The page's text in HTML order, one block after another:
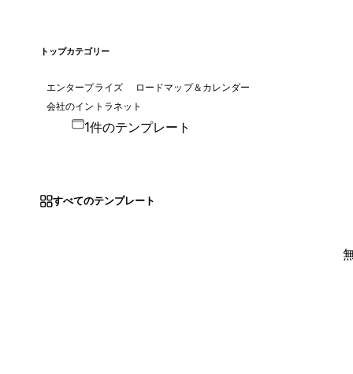
トップカテゴリー
エンタープライズ
ロードマップ＆カレンダー
会社のイントラネット
1件のテンプレート
すべてのテンプレート